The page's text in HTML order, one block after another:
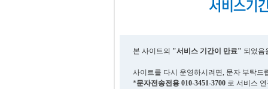
본 사이트의 "서비스 기간이 만료" 되었음
사이트를 다시 운영하시려면, 문자 부탁드
*문자전송전용 010-3451-3700 로 서비스